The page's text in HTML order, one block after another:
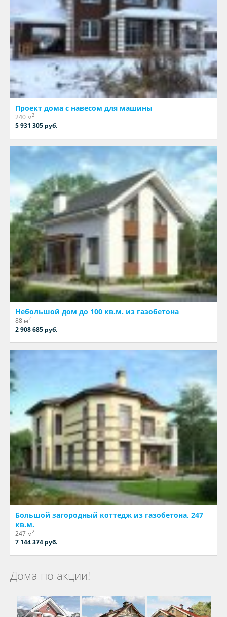
Проект дома с навесом для машины
240 м2
5 931 305 руб.
Небольшой дом до 100 кв.м. из газобетона
88 м2
2 908 685 руб.
Большой загородный коттедж из газобетона, 247
кв.м.
247 м2
7 144 374 руб.
Дома по акции!